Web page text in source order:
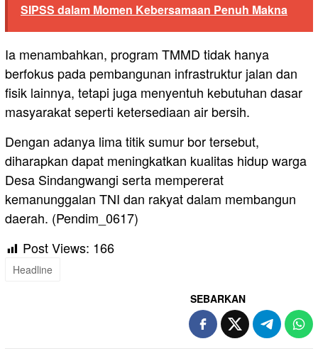
SIPSS dalam Momen Kebersamaan Penuh Makna
Ia menambahkan, program TMMD tidak hanya
berfokus pada pembangunan infrastruktur jalan dan
fisik lainnya, tetapi juga menyentuh kebutuhan dasar
masyarakat seperti ketersediaan air bersih.
Dengan adanya lima titik sumur bor tersebut,
diharapkan dapat meningkatkan kualitas hidup warga
Desa Sindangwangi serta mempererat
kemanunggalan TNI dan rakyat dalam membangun
daerah. (Pendim_0617)
Post Views: 166
Headline
SEBARKAN